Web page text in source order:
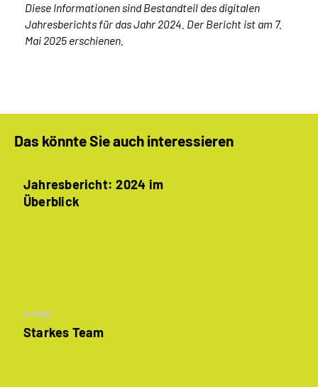
Diese Informationen sind Bestandteil des digitalen
Jahresberichts für das Jahr 2024. Der Bericht ist am 7.
Mai 2025 erschienen.
Das könnte Sie auch interessieren
Jahresbericht: 2024 im
Überblick
Artikel
Starkes Team